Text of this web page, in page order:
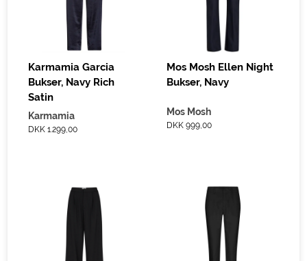
Karmamia Garcia
Bukser, Navy Rich
Satin
Karmamia
DKK 1.299,00
Mos Mosh Ellen Night
Bukser, Navy
Mos Mosh
DKK 999,00